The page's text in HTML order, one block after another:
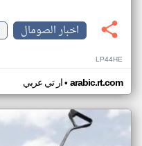
اخبار الصومال
LP44HE
ار تي عربي• arabic.rt.com